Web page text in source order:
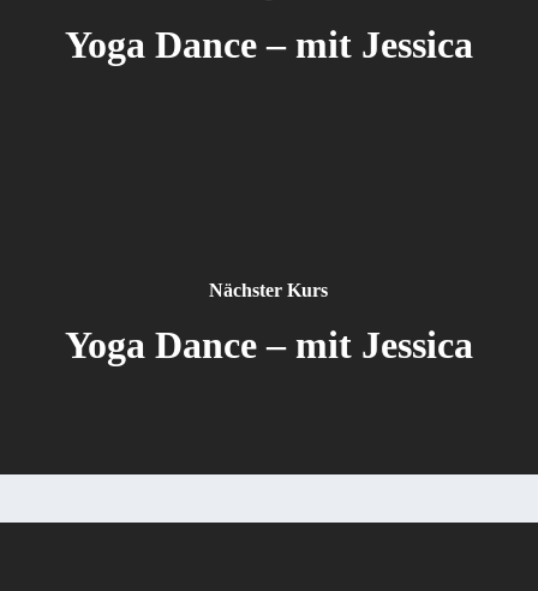
Yoga Dance – mit Jessica
Nächster Kurs
Yoga Dance – mit Jessica